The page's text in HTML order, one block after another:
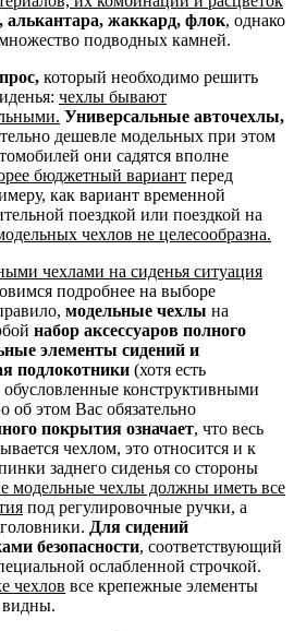
алькантара, жаккард, флок, однако
подводных камней.
который необходимо решить
чехлы бывают
Универсальные авточехлы,
дешевле модельных при этом
они садятся вполне
бюджетный вариант перед
как вариант временной
поездкой или поездкой на
чехлов не целесообразна.
чехлами на сиденья ситуация
подробнее на выборе
модельные чехлы на
набор аксессуаров полного
элементы сидений и
подлокотники (хотя есть
конструктивными
об этом Вас обязательно
покрытия означает, что весь
чехлом, это относится и к
заднего сиденья со стороны
модельные чехлы должны иметь все
под регулировочные ручки, а
Для сидений
безопасности, соответствующий
ослабленной строчкой.
чехлов все крепежные элементы
видны.